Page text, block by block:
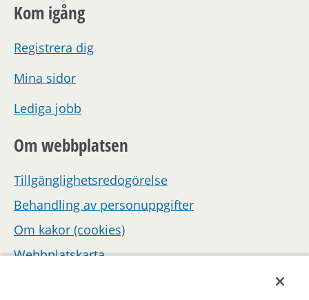
Kom igång
Registrera dig
Mina sidor
Lediga jobb
Om webbplatsen
Tillgänglighetsredogörelse
Behandling av personuppgifter
Om kakor (cookies)
Webbplatskarta